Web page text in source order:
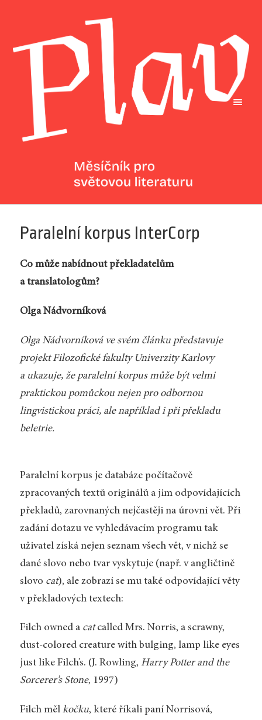
Paralelní korpus InterCorp
Co může nabídnout překladatelům
a translatologům?
Olga Nádvorníková
Olga Nádvorníková ve svém článku představuje
projekt Filozofické fakulty Univerzity Karlovy
a ukazuje, že paralelní korpus může být velmi
praktickou pomůckou nejen pro odbornou
lingvistickou práci, ale například i při překladu
beletrie.
Paralelní korpus je databáze počítačově
zpracovaných textů originálů a jim odpovídajících
překladů, zarovnaných nejčastěji na úrovni vět. Při
zadání dotazu ve vyhledávacím programu tak
uživatel získá nejen seznam všech vět, v nichž se
dané slovo nebo tvar vyskytuje (např. v angličtině
slovo cat), ale zobrazí se mu také odpovídající věty
v překladových textech:
Filch owned a catcalled Mrs. Norris, a scrawny,
dust-colored creature with bulging, lamp like eyes
just like Filch’s. (J. Rowling, Harry Potter and the
Sorcerer’s Stone, 1997)
Filch měl kočku, které říkali paní Norrisová,